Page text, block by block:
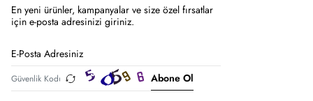
En yeni ürünler, kampanyalar ve size özel fırsatlar
için e-posta adresinizi giriniz.
Abone Ol